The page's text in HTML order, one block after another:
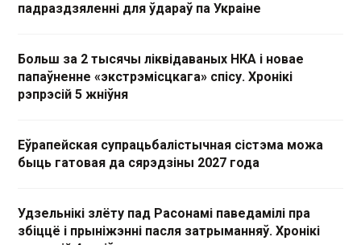
падраздзяленні для ўдараў па Украіне
Больш за 2 тысячы ліквідаваных НКА і новае
папаўненне «экстрэмісцкага» спісу. Хронікі
рэпрэсій 5 жніўня
Еўрапейская супрацьбалістычная сістэма можа
быць гатовая да сярэдзіны 2027 года
Удзельнікі злёту пад Расонамі паведамілі пра
збіццё і прыніжэнні пасля затрыманняў. Хронікі